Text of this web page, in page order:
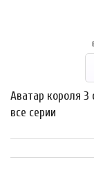
Аватар короля 3
все серии